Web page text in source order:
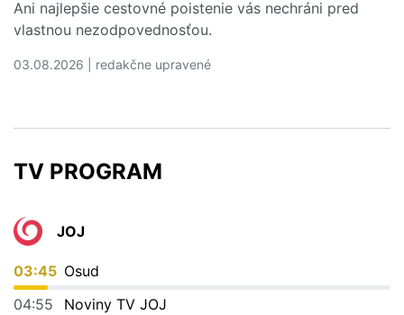
Ani najlepšie cestovné poistenie vás nechráni pred
vlastnou nezodpovednosťou.
03.08.2026 | redakčne upravené
TV PROGRAM
JOJ
03:45 Osud
04:55
Noviny TV JOJ